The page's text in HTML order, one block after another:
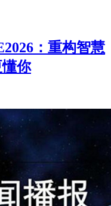
：重构智慧
你